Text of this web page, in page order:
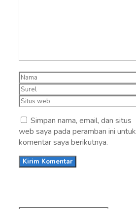
Nama
Surel
Situs
Simpan nama, email, dan situs
web saya pada peramban ini untuk
komentar saya berikutnya.